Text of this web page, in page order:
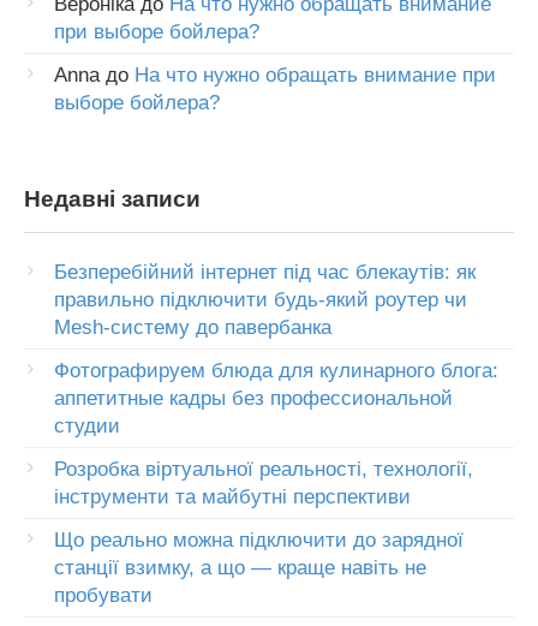
при выборе бойлера?
Annaдо На что нужно обращать внимание при
выборе бойлера?
Недавні записи
Безперебійний інтернет під час блекаутів: як
правильно підключити будь-який роутер чи
Mesh-систему до павербанка
Фотографируем блюда для кулинарного блога:
аппетитные кадры без профессиональной
студии
Розробка віртуальної реальності, технології,
інструменти та майбутні перспективи
Що реально можна підключити до зарядної
станції взимку, а що — краще навіть не
пробувати